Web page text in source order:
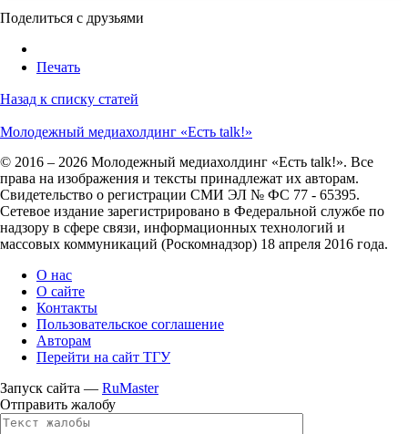
Поделиться с друзьями
Печать
Назад к списку статей
Молодежный медиахолдинг «Есть talk!»
© 2016 – 2026 Молодежный медиахолдинг «Есть talk!». Все
права на изображения и тексты принадлежат их авторам.
Свидетельство о регистрации СМИ ЭЛ № ФС 77 - 65395.
Сетевое издание зарегистрировано в Федеральной службе по
надзору в сфере связи, информационных технологий и
массовых коммуникаций (Роскомнадзор) 18 апреля 2016 года.
О нас
О сайте
Контакты
Пользовательское соглашение
Авторам
Перейти на сайт ТГУ
Запуск сайта — RuMaster
Отправить жалобу